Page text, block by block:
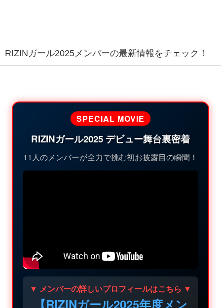
RIZINガール2025メンバーの最新情報をチェック！
SPECIAL MOVIE
RIZINガール2025 デビュー舞台裏密着
11人のメンバーが全力で挑む初お披露目の瞬間！
▼ メンバーの詳しいプロフィールはこちら ▼
【RIZINガール2025年度メン